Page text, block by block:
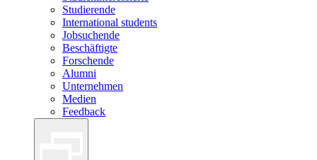
Studierende
International students
Jobsuchende
Beschäftigte
Forschende
Alumni
Unternehmen
Medien
Feedback